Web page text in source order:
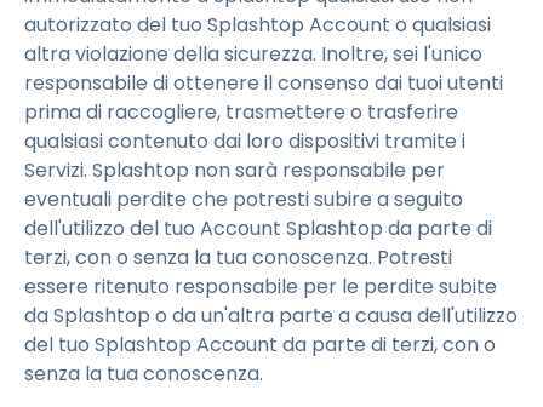
autorizzato del tuo Splashtop Account o qualsiasi
altra violazione della sicurezza. Inoltre, sei l'unico
responsabile di ottenere il consenso dai tuoi utenti
prima di raccogliere, trasmettere o trasferire
qualsiasi contenuto dai loro dispositivi tramite i
Servizi. Splashtop non sarà responsabile per
eventuali perdite che potresti subire a seguito
dell'utilizzo del tuo Account Splashtop da parte di
terzi, con o senza la tua conoscenza. Potresti
essere ritenuto responsabile per le perdite subite
da Splashtop o da un'altra parte a causa dell'utilizzo
del tuo Splashtop Account da parte di terzi, con o
senza la tua conoscenza.